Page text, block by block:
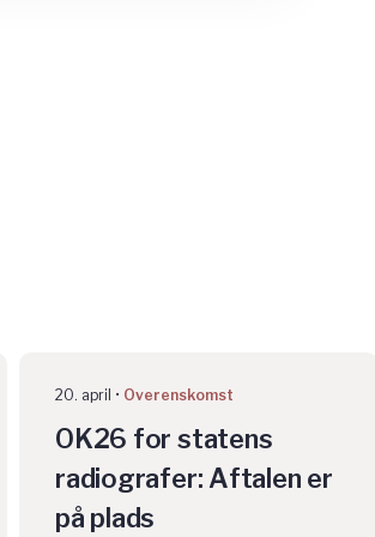
20. april Overenskomst
OK26 for statens
radiografer: Aftalen er
på plads